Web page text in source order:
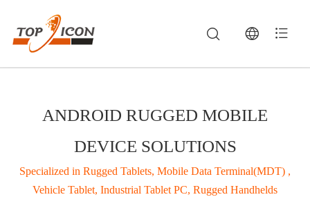
ANDROID RUGGED MOBILE
DEVICE SOLUTIONS
Specialized in Rugged Tablets, Mobile Data Terminal(MDT) ,
Vehicle Tablet, Industrial Tablet PC, Rugged Handhelds